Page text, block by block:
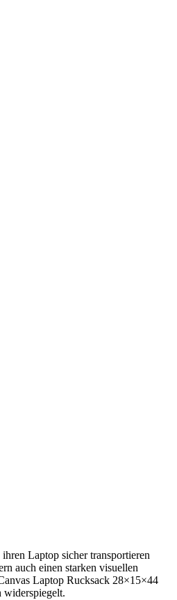
Laptop sicher transportieren
auch einen starken visuellen
Laptop Rucksack 28×15×44
widerspiegelt.